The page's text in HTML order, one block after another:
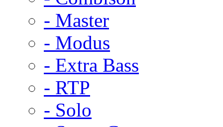
- Master
- Modus
- Extra Bass
- RTP
- Solo